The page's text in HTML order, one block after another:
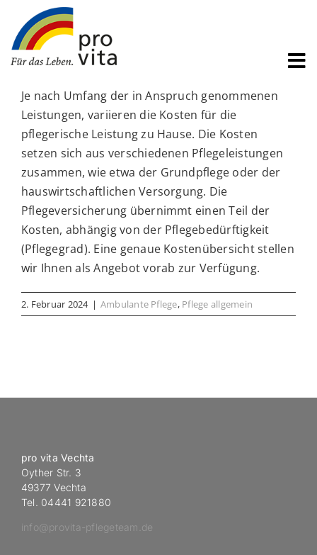
Inhalt
springen
Services
Über uns
Aktuelles
Suche
nach:
Je nach Umfang der in Anspruch genommenen
Leistungen, variieren die Kosten für die
pflegerische Leistung zu Hause. Die Kosten
setzen sich aus verschiedenen Pflegeleistungen
zusammen, wie etwa der Grundpflege oder der
hauswirtschaftlichen Versorgung. Die
Pflegeversicherung übernimmt einen Teil der
Kosten, abhängig von der Pflegebedürftigkeit
(Pflegegrad). Eine genaue Kostenübersicht stellen
wir Ihnen als Angebot vorab zur Verfügung.
2. Februar 2024 | Ambulante Pflege, Pflege allgemein
pro vita Vechta
Oyther Str. 3
49377 Vechta
Tel. 04441 921880
info@provita-pflegeteam.de